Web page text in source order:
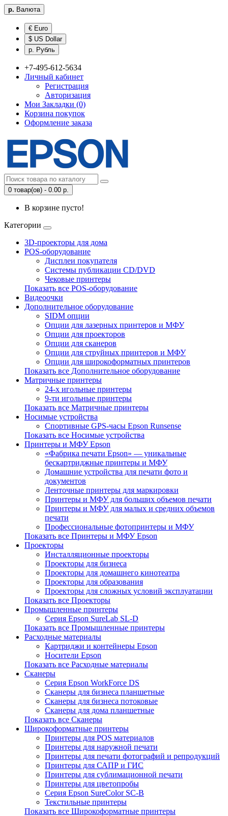
р. Валюта
€ Euro
$ US Dollar
р. Рубль
+7-495-612-5634
Личный кабинет
Регистрация
Авторизация
Мои Закладки (0)
Корзина покупок
Оформление заказа
0 товар(ов) - 0.00 р.
В корзине пусто!
Категории
3D-проекторы для дома
POS-оборудование
Дисплеи покупателя
Системы публикации CD/DVD
Чековые принтеры
Показать все POS-оборудование
Видеоочки
Дополнительное оборудование
SIDM опции
Опции для лазерных принтеров и МФУ
Опции для проекторов
Опции для сканеров
Опции для струйных принтеров и МФУ
Опции для широкоформатных принтеров
Показать все Дополнительное оборудование
Матричные принтеры
24-х игольные принтеры
9-ти игольные принтеры
Показать все Матричные принтеры
Носимые устройства
Спортивные GPS-часы Epson Runsense
Показать все Носимые устройства
Принтеры и МФУ Epson
«Фабрика печати Epson» — уникальные
бескартриджные принтеры и МФУ
Домашние устройства для печати фото и
документов
Ленточные принтеры для маркировки
Принтеры и МФУ для больших объемов печати
Принтеры и МФУ для малых и средних объемов
печати
Профессиональные фотопринтеры и МФУ
Показать все Принтеры и МФУ Epson
Проекторы
Инсталляционные проекторы
Проекторы для бизнеса
Проекторы для домашнего кинотеатра
Проекторы для образования
Проекторы для сложных условий эксплуатации
Показать все Проекторы
Промышленные принтеры
Серия Epson SureLab SL-D
Показать все Промышленные принтеры
Расходные материалы
Картриджи и контейнеры Epson
Носители Epson
Показать все Расходные материалы
Сканеры
Серия Epson WorkForce DS
Сканеры для бизнеса планшетные
Сканеры для бизнеса потоковые
Сканеры для дома планшетные
Показать все Сканеры
Широкоформатные принтеры
Принтеры для POS материалов
Принтеры для наружной печати
Принтеры для печати фотографий и репродукций
Принтеры для САПР и ГИС
Принтеры для сублимационной печати
Принтеры для цветопробы
Серия Epson SureColor SC-B
Текстильные принтеры
Показать все Широкоформатные принтеры